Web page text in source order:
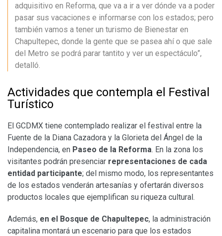
adquisitivo en Reforma, que va a ir a ver dónde va a poder
pasar sus vacaciones e informarse con los estados; pero
también vamos a tener un turismo de Bienestar en
Chapultepec, donde la gente que se pasea ahí o que sale
del Metro se podrá parar tantito y ver un espectáculo”,
detalló.
Actividades que contempla el Festival
Turístico
El GCDMX tiene contemplado realizar el festival entre la
Fuente de la Diana Cazadora y la Glorieta del Ángel de la
Independencia, en Paseo de la Reforma. En la zona los
visitantes podrán presenciar representaciones de cada
entidad participante; del mismo modo, los representantes
de los estados venderán artesanías y ofertarán diversos
productos locales que ejemplifican su riqueza cultural.
Además, en el Bosque de Chapultepec, la administración
capitalina montará un escenario para que los estados